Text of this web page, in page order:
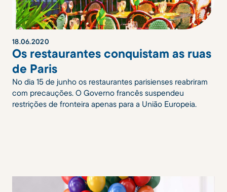
18.06.2020
Os restaurantes conquistam as ruas
de Paris
No dia 15 de junho os restaurantes parisienses reabriram
com precauções. O Governo francês suspendeu
restrições de fronteira apenas para a União Europeia.